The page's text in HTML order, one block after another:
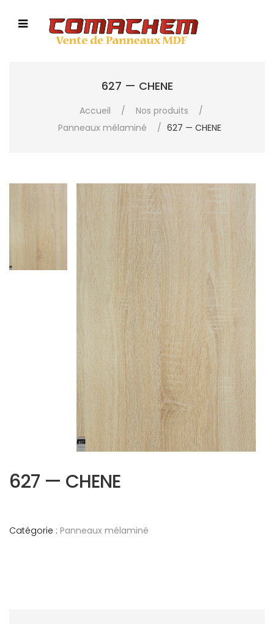
627 — CHENE
Accueil / Nos produits
/
Panneaux mélaminé
/ 627 — CHENE
627 — CHENE
Catégorie : Panneaux mélaminé